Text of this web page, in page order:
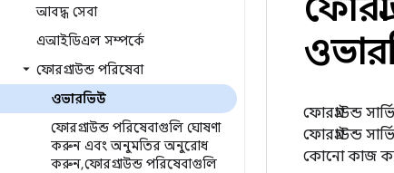
আবদ্ধ সেবা
এআইডিএল সম্পর্কে
ফোরগ্রাউন্ড পরিষেবা
ওভারভিউ
ফোরগ্রাউন্ড পরিষেবাগুলি ঘোষণা
করুন এবং অনুমতির অনুরোধ
করুন,ফোরগ্রাউন্ড পরিষেবাগুলি
ফোরগ্রাউন্ড
ফোরগ্রাউন্ড
কোনো কাজ